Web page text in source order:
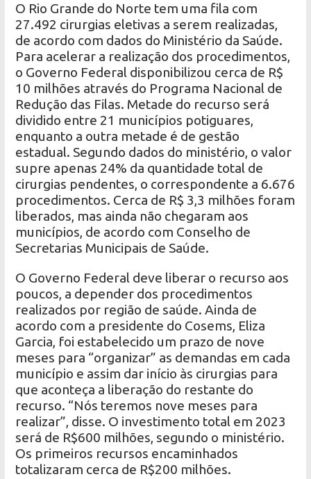
O Rio Grande do Norte tem uma fila com
27.492 cirurgias eletivas a serem realizadas,
de acordo com dados do Ministério da Saúde.
Para acelerar a realização dos procedimentos,
o Governo Federal disponibilizou cerca de R$
10 milhões através do Programa Nacional de
Redução das Filas. Metade do recurso será
dividido entre 21 municípios potiguares,
enquanto a outra metade é de gestão
estadual. Segundo dados do ministério, o valor
supre apenas 24% da quantidade total de
cirurgias pendentes, o correspondente a 6.676
procedimentos. Cerca de R$ 3,3 milhões foram
liberados, mas ainda não chegaram aos
municípios, de acordo com Conselho de
Secretarias Municipais de Saúde.
O Governo Federal deve liberar o recurso aos
poucos, a depender dos procedimentos
realizados por região de saúde. Ainda de
acordo com a presidente do Cosems, Eliza
Garcia, foi estabelecido um prazo de nove
meses para “organizar” as demandas em cada
município e assim dar início às cirurgias para
que aconteça a liberação do restante do
recurso. “Nós teremos nove meses para
realizar”, disse. O investimento total em 2023
será de R$600 milhões, segundo o ministério.
Os primeiros recursos encaminhados
totalizaram cerca de R$200 milhões.